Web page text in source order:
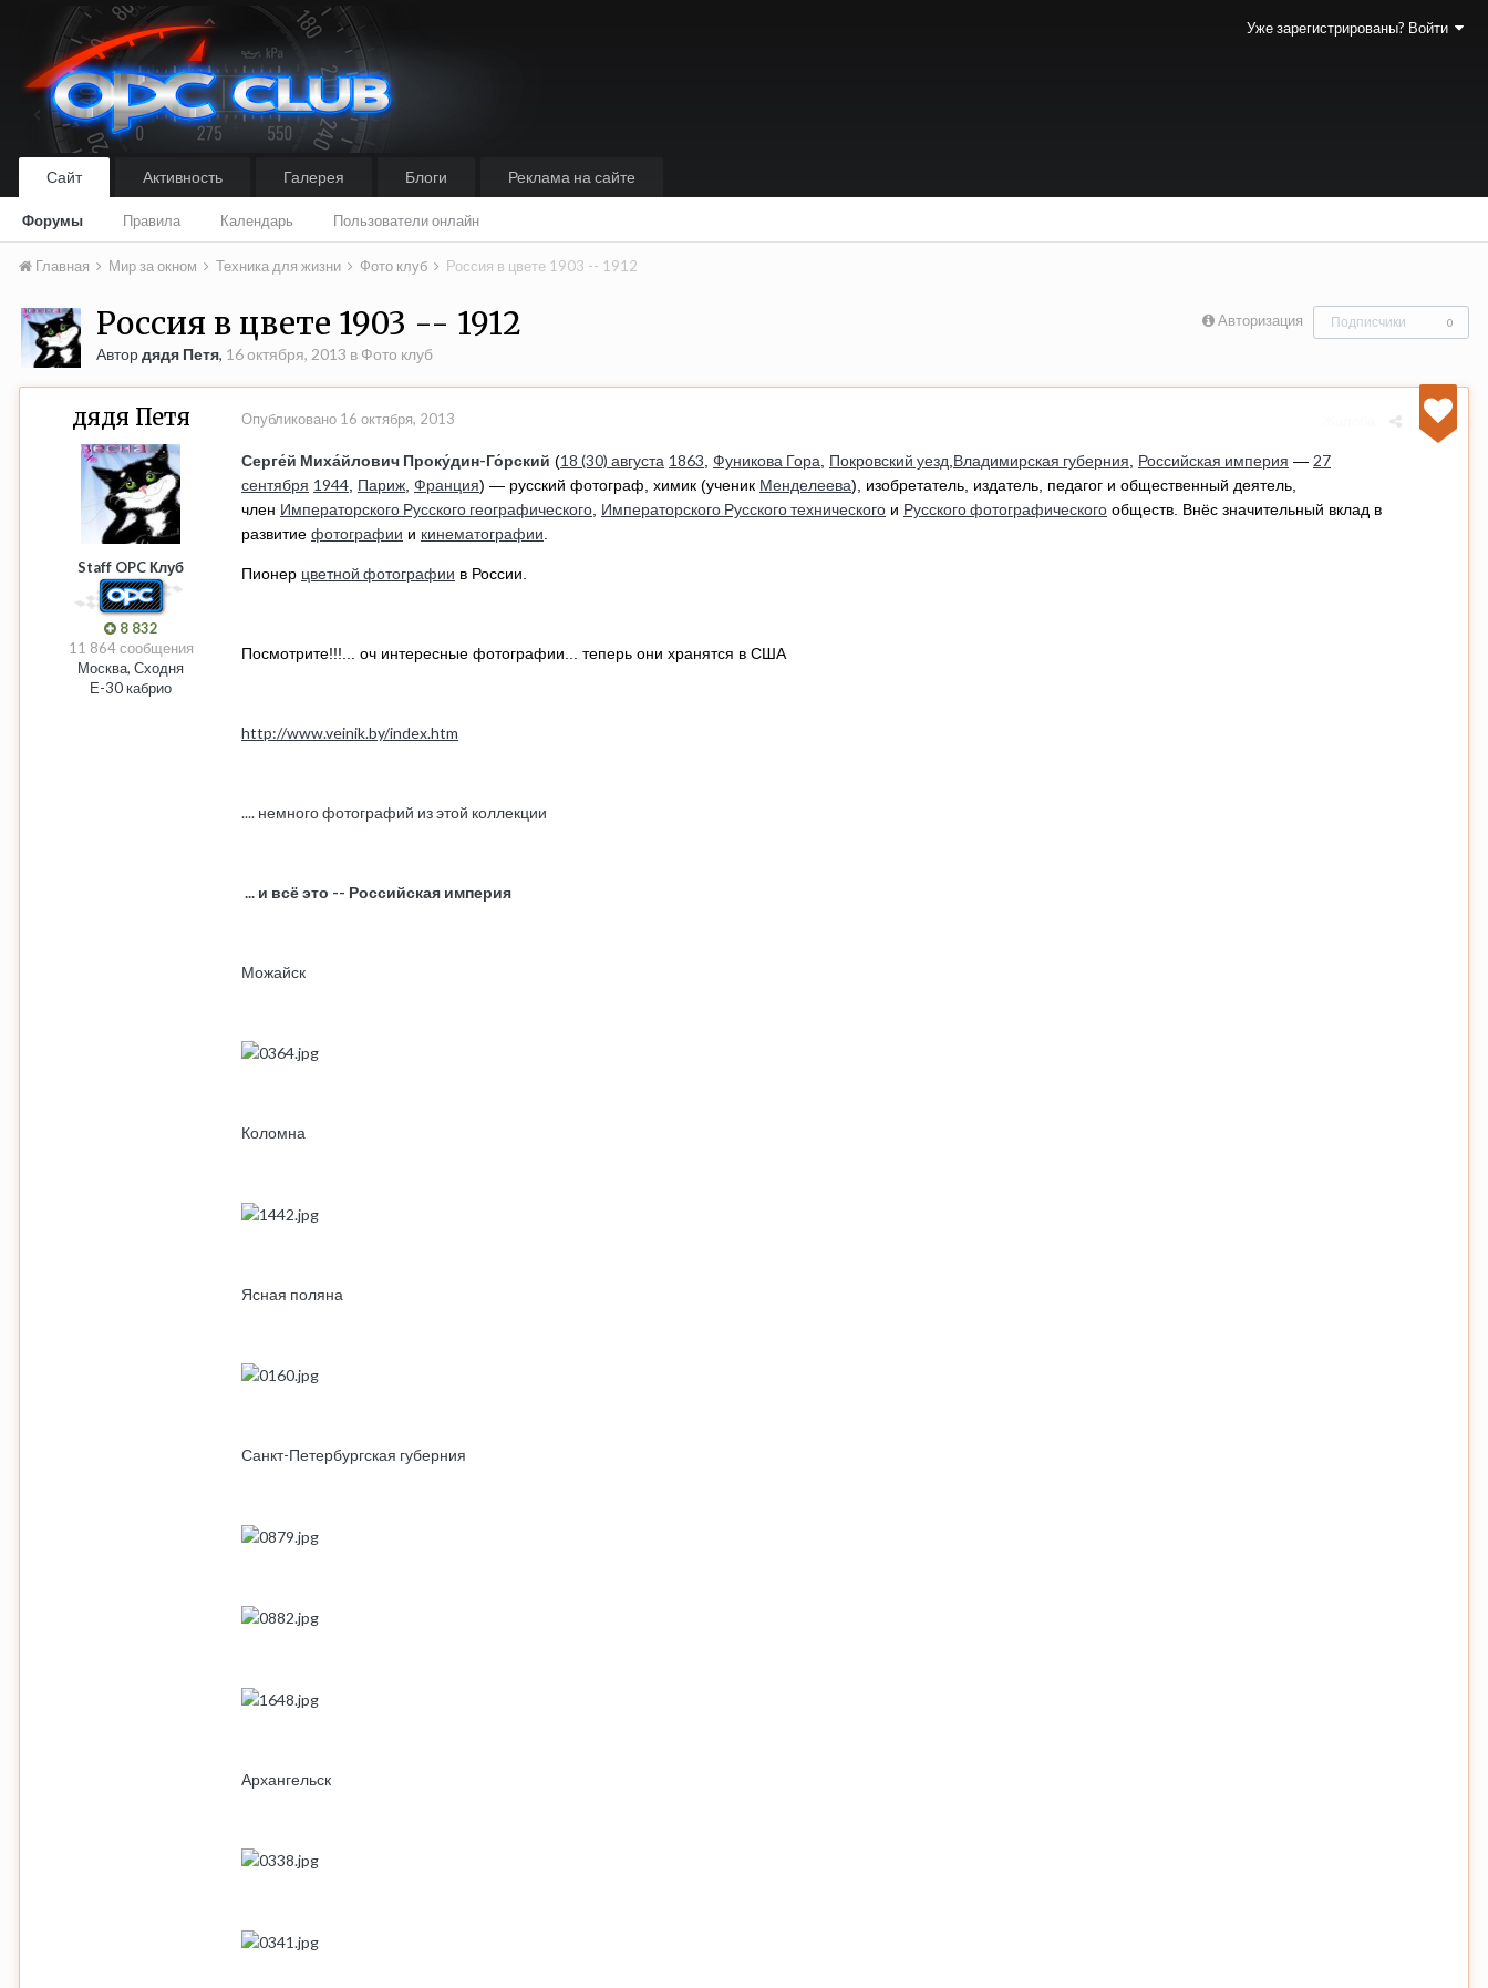
Уже зарегистрированы? Войти
Сайт
Форумы Правила Календарь Пользователи онлайн
Активность Галерея Блоги Реклама на сайте
Главная Мир за окном Техника для жизни Фото клуб Россия в цвете 1903 -- 1912
Авторизация Подписчики 0
Россия в цвете 1903 -- 1912
Автордядя Петя, 16 октября, 2013 в Фото клуб
дядя Петя
Staff OPC Клуб
8 832
11 864 сообщения
Москва, Сходня
Е-30 кабрио
Опубликовано 16 октября, 2013
Серге́й Миха́йлович Проку́дин-Го́рский (18 (30) августа 1863 Фуникова Гора Покровский уезд Владимирская губерния Российская империя — 27
сентября 1944 Париж Франция) — русский фотограф, химик (ученик Менделеева), изобретатель, издатель, педагог и общественный деятель,
член Императорского Русского географического Императорского Русского технического и Русского фотографического обществ. Внёс значительный вклад в
развитие фотографии и кинематографии
Пионер цветной фотографии в России.
Посмотрите!!!... оч интересные фотографии... теперь они хранятся в США
http://www.veinik.by/index.htm
.... немного фотографий из этой коллекции
... и всё это -- Российская империя
Можайск
Коломна
Ясная поляна
Санкт-Петербургская губерния
Архангельск